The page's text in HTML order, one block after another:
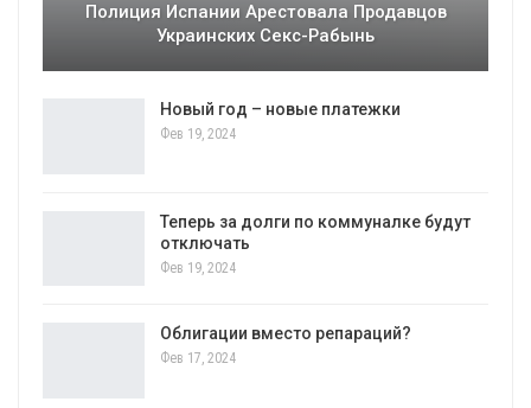
Полиция Испании Арестовала Продавцов
Украинских Секс-Рабынь
Новый год – новые платежки
Фев 19, 2024
Теперь за долги по коммуналке будут
отключать
Фев 19, 2024
Облигации вместо репараций?
Фев 17, 2024